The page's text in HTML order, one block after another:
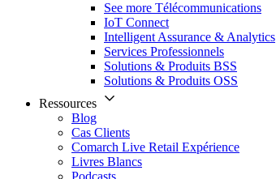
See more Télécommunications
IoT Connect
Intelligent Assurance & Analytics
Services Professionnels
Solutions & Produits BSS
Solutions & Produits OSS
Ressources
Blog
Cas Clients
Comarch Live Retail Expérience
Livres Blancs
Podcasts